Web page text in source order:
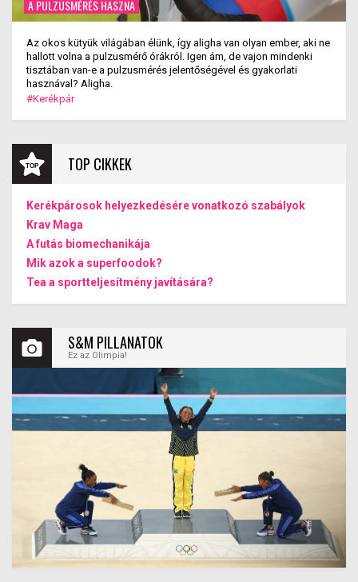
A PULZUSMÉRÉS HASZNA
Az okos kütyük világában élünk, így aligha van olyan ember, aki ne
hallott volna a pulzusmérő órákról. Igen ám, de vajon mindenki
tisztában van-e a pulzusmérés jelentőségével és gyakorlati
hasznával? Aligha.
#Kerékpár
TOP CIKKEK
Kerékpárosok helyezkedésére vonatkozó szabályok
Krav Maga
A futás biomechanikája
Mik azok a superfoodok?
Tea a sportteljesítmény javítására?
S&M PILLANATOK
Ez az Olimpia!